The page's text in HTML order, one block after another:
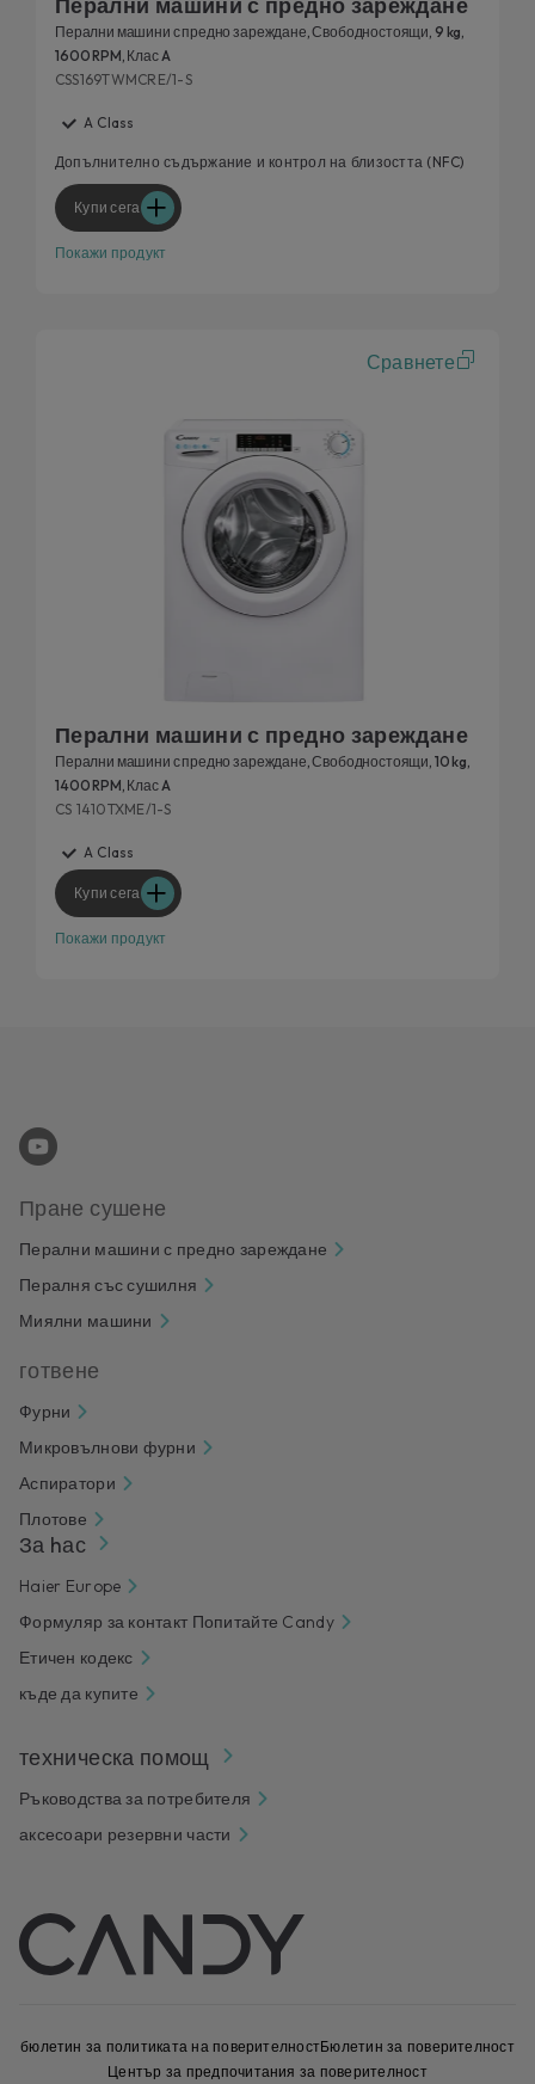
Перални машини с предно зареждане, Свободностоящи, 9 kg,
1600 RPM, Клас A
CSS169TWMCRE/1-S
A Class
Допълнително съдържание и контрол на близостта (NFC)
Купи сега
Покажи продукт
Сравнете
Перални машини с предно зареждане
Перални машини с предно зареждане, Свободностоящи, 10 kg,
1400 RPM, Клас A
CS 1410TXME/1-S
A Class
Купи сега
Покажи продукт
Пране сушене
Перални машини с предно зареждане
Пералня със сушилня
Миялни машини
готвене
Фурни
Микровълнови фурни
Аспиратори
Плотове
За hас
Haier Europe
Формуляр за контакт Попитайте Candy
Етичен кодекс
къде да купите
техническа помощ
Ръководства за потребителя
аксесоари резервни части
бюлетин за политиката на поверителностБюлетин за поверителност
Център за предпочитания за поверителност